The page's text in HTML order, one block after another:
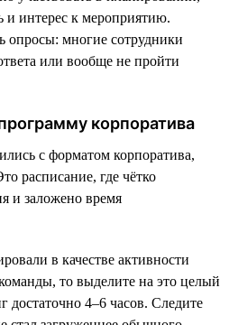
и интерес к мероприятию.
опросы: многие сотрудники
или вообще не пройти
корпоратива
с форматом корпоратива,
расписание, где чётко
и заложено время
в качестве активности
то выделите на это целый
достаточно 4–6 часов. Следите